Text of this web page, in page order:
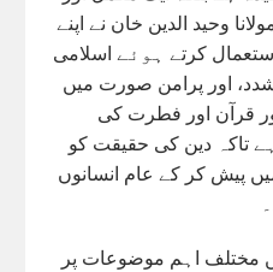
وحید الدین خان نے اپنے
کرتے ہوئے اسلامی
اور پرامن صورت میں
قرآن اور فطرت کی
تاکہ دین کی حقیقت کو
پیش کر کے عام انسانوں
مختلف اہم موضوعات پر